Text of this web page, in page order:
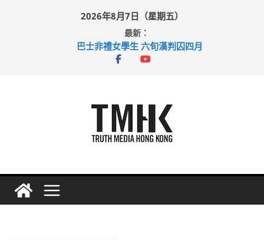
2026年8月7日（星期五）
最新：
巴士非禮女學生 六旬漢判囚四月
涉造假公屋富戶申報表 倉管員准保釋候訊